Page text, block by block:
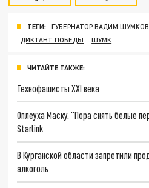
ТЕГИ: ГУБЕРНАТОР ВАДИМ ШУМКОВ
ДИКТАНТ ПОБЕДЫ
ШУМК
ЧИТАЙТЕ ТАКЖЕ:
Технофашисты XXI века
Оплеуха Маску. "Пора снять белые
Starlink
В Курганской области запретили
алкоголь